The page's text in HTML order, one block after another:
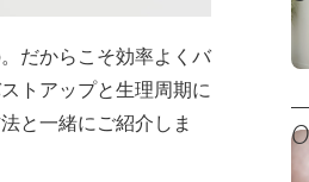
だからこそ効率よくバ
トアップと生理周期に
と一緒にご紹介しま